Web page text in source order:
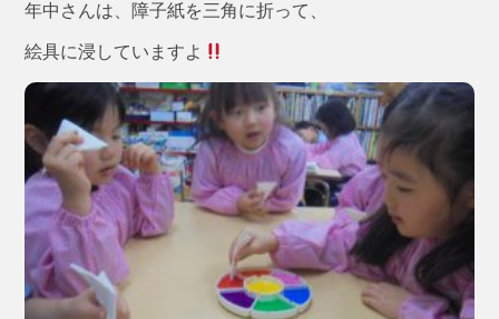
年中さんは、障子紙を三角に折って、
絵具に浸していますよ